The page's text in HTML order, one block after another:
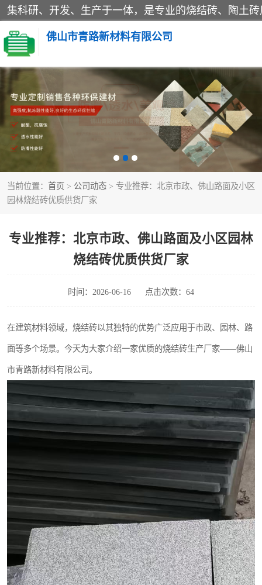
佛山市青路新材料有限公司
当前位置： 首页 > 公司动态 > 专业推荐：北京市政、佛山路面及小区
园林烧结砖优质供货厂家
专业推荐：北京市政、佛山路面及小区园林
烧结砖优质供货厂家
时间：2026-06-16 点击次数：64
在建筑材料领域，烧结砖以其独特的优势广泛应用于市政、园林、路
面等多个场景。今天为大家介绍一家优质的烧结砖生产厂家——佛山
市青路新材料有限公司。